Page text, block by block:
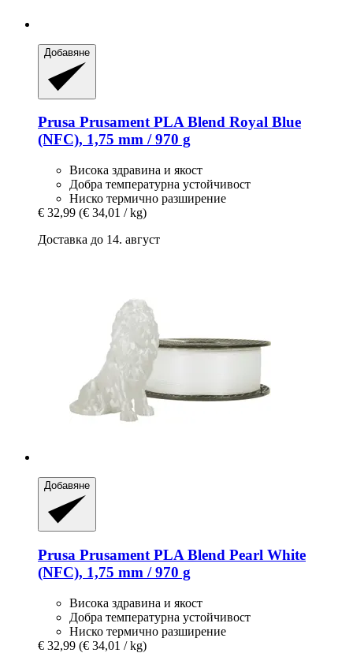
Добавяне
Prusa Prusament PLA Blend Royal Blue
(NFC), 1,75 mm / 970 g
Висока здравина и якост
Добра температурна устойчивост
Ниско термично разширение
€ 32,99 (€ 34,01 / kg)
Доставка до 14. август
Добавяне
Prusa Prusament PLA Blend Pearl White
(NFC), 1,75 mm / 970 g
Висока здравина и якост
Добра температурна устойчивост
Ниско термично разширение
€ 32,99 (€ 34,01 / kg)